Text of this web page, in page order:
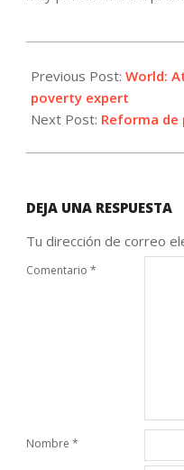
06-
25
Previous Post: World:
poverty expert
Next Post: Reforma de
DEJA UNA RESPUESTA
Tu dirección de correo
Comentario *
Nombre *